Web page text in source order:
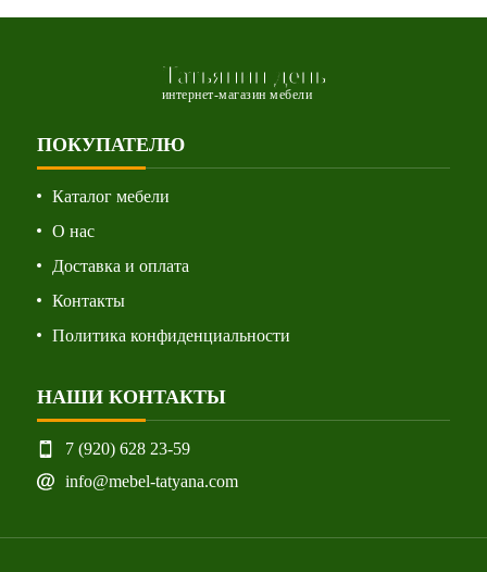
Татьянин день
интернет-магазин мебели
ПОКУПАТЕЛЮ
Каталог мебели
О нас
Доставка и оплата
Контакты
Политика конфиденциальности
НАШИ КОНТАКТЫ
7 (920) 628 23-59
info@mebel-tatyana.com